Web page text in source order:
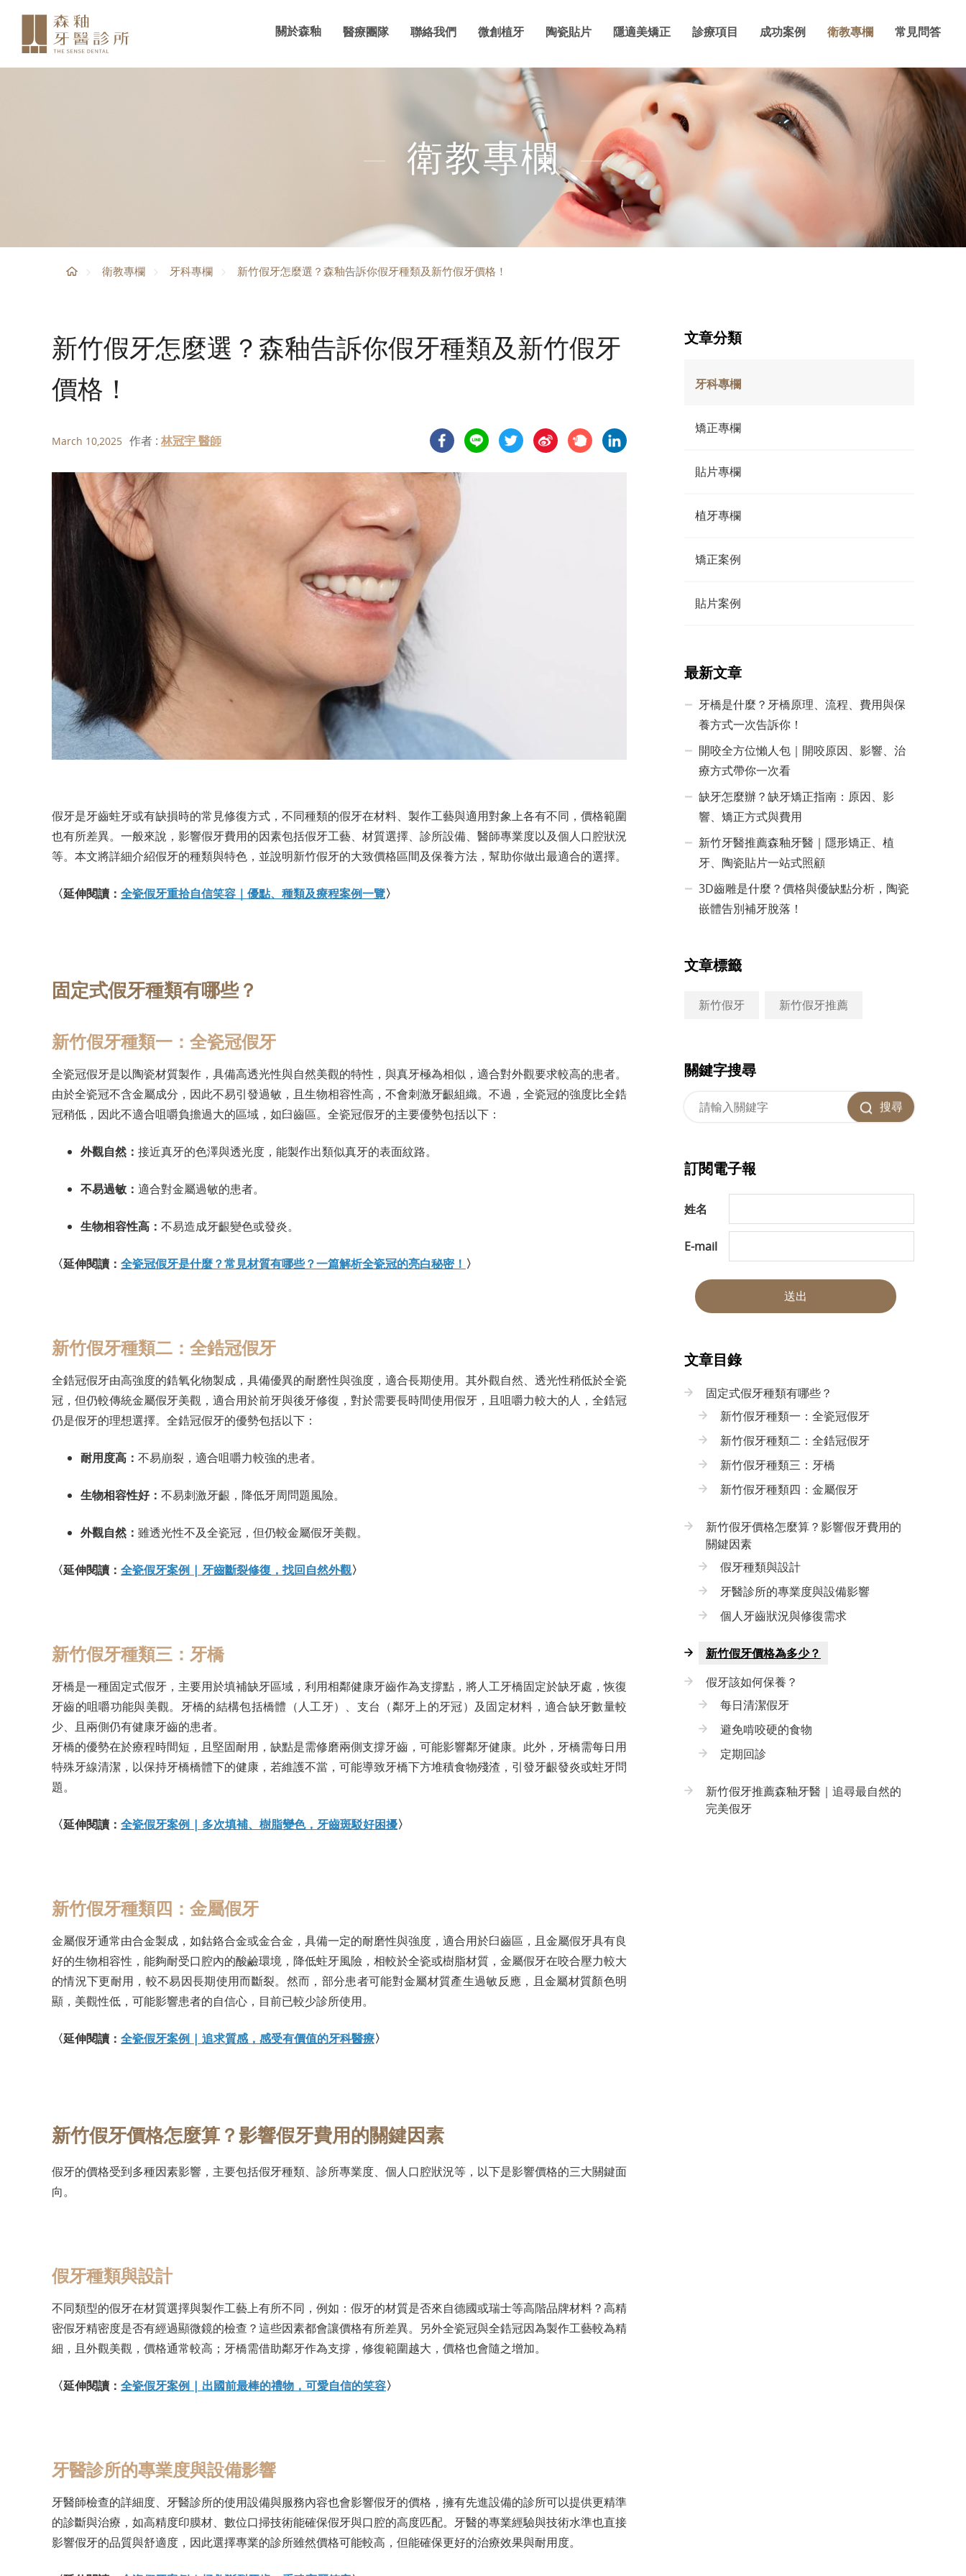
關於森釉 醫療團隊 聯絡我們 微創植牙 陶瓷貼片 隱適美矯正 診療項目 成功案例 衛教專欄 常見問答
衛教專欄
衛教專欄 牙科專欄 新竹假牙怎麼選？森釉告訴你假牙種類及新竹假牙價格！
新竹假牙怎麼選？森釉告訴你假牙種類及新竹假牙
價格！
March 10,2025 作者 : 林冠宇 醫師
假牙是牙齒蛀牙或有缺損時的常見修復方式，不同種類的假牙在材料、製作工藝與適用對象上各有不同，價格範圍
也有所差異。一般來說，影響假牙費用的因素包括假牙工藝、材質選擇、診所設備、醫師專業度以及個人口腔狀況
等。本文將詳細介紹假牙的種類與特色，並說明新竹假牙的大致價格區間及保養方法，幫助你做出最適合的選擇。
〈延伸閱讀： 全瓷假牙重拾自信笑容｜優點、種類及療程案例一覽〉
固定式假牙種類有哪些？
新竹假牙種類一：全瓷冠假牙
全瓷冠假牙是以陶瓷材質製作，具備高透光性與自然美觀的特性，與真牙極為相似，適合對外觀要求較高的患者。
由於全瓷冠不含金屬成分，因此不易引發過敏，且生物相容性高，不會刺激牙齦組織。不過，全瓷冠的強度比全鋯
冠稍低，因此不適合咀嚼負擔過大的區域，如臼齒區。全瓷冠假牙的主要優勢包括以下：
外觀自然： 接近真牙的色澤與透光度，能製作出類似真牙的表面紋路。
不易過敏： 適合對金屬過敏的患者。
生物相容性高： 不易造成牙齦變色或發炎。
〈延伸閱讀： 全瓷冠假牙是什麼？常見材質有哪些？一篇解析全瓷冠的亮白秘密！ 〉
新竹假牙種類二：全鋯冠假牙
全鋯冠假牙由高強度的鋯氧化物製成，具備優異的耐磨性與強度，適合長期使用。其外觀自然、透光性稍低於全瓷
冠，但仍較傳統金屬假牙美觀，適合用於前牙與後牙修復，對於需要長時間使用假牙，且咀嚼力較大的人，全鋯冠
仍是假牙的理想選擇。全鋯冠假牙的優勢包括以下：
耐用度高： 不易崩裂，適合咀嚼力較強的患者。
生物相容性好： 不易刺激牙齦，降低牙周問題風險。
外觀自然： 雖透光性不及全瓷冠，但仍較金屬假牙美觀。
〈延伸閱讀： 全瓷假牙案例 | 牙齒斷裂修復，找回自然外觀〉
新竹假牙種類三：牙橋
牙橋是一種固定式假牙，主要用於填補缺牙區域，利用相鄰健康牙齒作為支撐點，將人工牙橋固定於缺牙處，恢復
牙齒的咀嚼功能與美觀。牙橋的結構包括橋體（人工牙）、支台（鄰牙上的牙冠）及固定材料，適合缺牙數量較
少、且兩側仍有健康牙齒的患者。
牙橋的優勢在於療程時間短，且堅固耐用，缺點是需修磨兩側支撐牙齒，可能影響鄰牙健康。此外，牙橋需每日用
特殊牙線清潔，以保持牙橋橋體下的健康，若維護不當，可能導致牙橋下方堆積食物殘渣，引發牙齦發炎或蛀牙問
題。
〈延伸閱讀： 全瓷假牙案例 | 多次填補、樹脂變色，牙齒斑駁好困擾〉
新竹假牙種類四：金屬假牙
金屬假牙通常由合金製成，如鈷鉻合金或金合金，具備一定的耐磨性與強度，適合用於臼齒區，且金屬假牙具有良
好的生物相容性，能夠耐受口腔內的酸鹼環境，降低蛀牙風險，相較於全瓷或樹脂材質，金屬假牙在咬合壓力較大
的情況下更耐用，較不易因長期使用而斷裂。然而，部分患者可能對金屬材質產生過敏反應，且金屬材質顏色明
顯，美觀性低，可能影響患者的自信心，目前已較少診所使用。
〈延伸閱讀： 全瓷假牙案例 | 追求質感，感受有價值的牙科醫療〉
新竹假牙價格怎麼算？影響假牙費用的關鍵因素
假牙的價格受到多種因素影響，主要包括假牙種類、診所專業度、個人口腔狀況等，以下是影響價格的三大關鍵面
向。
假牙種類與設計
不同類型的假牙在材質選擇與製作工藝上有所不同，例如：假牙的材質是否來自德國或瑞士等高階品牌材料？高精
密假牙精密度是否有經過顯微鏡的檢查？這些因素都會讓價格有所差異。另外全瓷冠與全鋯冠因為製作工藝較為精
細，且外觀美觀，價格通常較高；牙橋需借助鄰牙作為支撐，修復範圍越大，價格也會隨之增加。
〈延伸閱讀： 全瓷假牙案例 | 出國前最棒的禮物，可愛自信的笑容〉
牙醫診所的專業度與設備影響
牙醫師檢查的詳細度、牙醫診所的使用設備與服務內容也會影響假牙的價格，擁有先進設備的診所可以提供更精準
的診斷與治療，如高精度印膜材、數位口掃技術能確保假牙與口腔的高度匹配。牙醫的專業經驗與技術水準也直接
影響假牙的品質與舒適度，因此選擇專業的診所雖然價格可能較高，但能確保更好的治療效果與耐用度。
文章分類
牙科專欄
矯正專欄
貼片專欄
植牙專欄
矯正案例
貼片案例
最新文章
牙橋是什麼？牙橋原理、流程、費用與保
養方式一次告訴你！
開咬全方位懶人包｜開咬原因、影響、治
療方式帶你一次看
缺牙怎麼辦？缺牙矯正指南：原因、影
響、矯正方式與費用
新竹牙醫推薦森釉牙醫｜隱形矯正、植
牙、陶瓷貼片一站式照顧
3D齒雕是什麼？價格與優缺點分析，陶瓷
嵌體告別補牙脫落！
文章標籤
新竹假牙 新竹假牙推薦
關鍵字搜尋
搜尋
訂閱電子報
姓名
E-mail
送出
文章目錄
固定式假牙種類有哪些？
新竹假牙種類一：全瓷冠假牙
新竹假牙種類二：全鋯冠假牙
新竹假牙種類三：牙橋
新竹假牙種類四：金屬假牙
新竹假牙價格怎麼算？影響假牙費用的
關鍵因素
假牙種類與設計
牙醫診所的專業度與設備影響
個人牙齒狀況與修復需求
新竹假牙價格為多少？
假牙該如何保養？
每日清潔假牙
避免啃咬硬的食物
定期回診
新竹假牙推薦森釉牙醫｜追尋最自然的
完美假牙